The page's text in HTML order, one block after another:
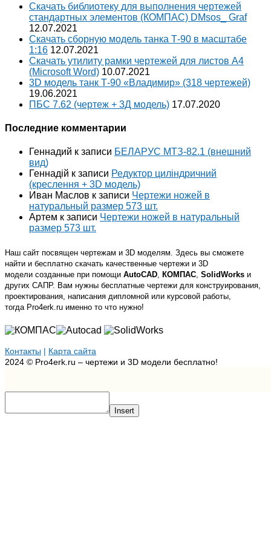
Скачать библиотеку для выполнения чертежей
стандартных элементов (КОМПАС) DMsos_ Graf
12.07.2021
Скачать сборную модель танка Т-90 в масштабе
1:16 12.07.2021
Скачать утилиту рамки чертежей для листов A4
(Microsoft Word) 10.07.2021
3D модель танк Т-90 «Владимир» (318 чертежей)
19.06.2021
ПБС 7.62 (чертеж + 3Д модель) 17.07.2020
Последние комментарии
Геннадий к записи БЕЛАРУС МТЗ-82.1 (внешний
вид)
Геннадій к записи Редуктор циліндричний
(креслення + 3D модель)
Иван Маслов к записи Чертежи ножей в
натуральный размер 573 шт.
Артем к записи Чертежи ножей в натуральный
размер 573 шт.
Наш сайт посвящен чертежам и 3D моделям. Здесь вы сможете
найти и бесплатно скачать качественные чертежи и 3D
модели созданные при помощи AutoCAD КОМПАС SolidWorks и
других САПР. Вам нужны бесплатные чертежи для конструирования,
проектирования, написания дипломной или курсовой работы,
тогда Pro4erk.ru именно то что нужно!
Контакты | Карта сайта
2024 © Pro4erk.ru – чертежи и 3D модели бесплатно!
Insert